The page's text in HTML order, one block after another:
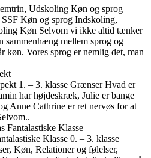
Udskoling Køn og sprog
Køn og sprog Indskoling,
Køn Selvom vi ikke altid tænker
sammenhæng mellem sprog og
køn. Vores sprog er nemlig det, man
1. – 3. klasse Grænser Hvad er
har højdeskræk, Julie er bange
Anne Cathrine er ret nervøs for at
Fantalastiske Klasse
Klasse 0. – 3. klasse
Køn, Relationer og følelser,